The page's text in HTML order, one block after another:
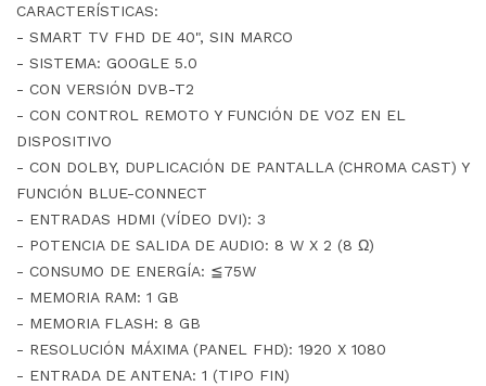
CARACTERÍSTICAS:
- SMART TV FHD DE 40", SIN MARCO
- SISTEMA: GOOGLE 5.0
- CON VERSIÓN DVB-T2
- CON CONTROL REMOTO Y FUNCIÓN DE VOZ EN EL
DISPOSITIVO
- CON DOLBY, DUPLICACIÓN DE PANTALLA (CHROMA CAST) Y
FUNCIÓN BLUE-CONNECT
- ENTRADAS HDMI (VÍDEO DVI): 3
- POTENCIA DE SALIDA DE AUDIO: 8 W X 2 (8 Ω)
- CONSUMO DE ENERGÍA: ≦75W
- MEMORIA RAM: 1 GB
- MEMORIA FLASH: 8 GB
- RESOLUCIÓN MÁXIMA (PANEL FHD): 1920 X 1080
- ENTRADA DE ANTENA: 1 (TIPO FIN)